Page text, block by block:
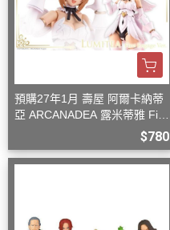
預購27年1月 壽屋 阿爾卡納蒂
亞 ARCANADEA 露米蒂雅 Firs
$780